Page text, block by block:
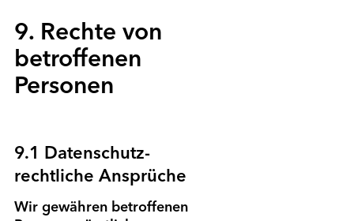
9. Rechte von
betroffenen
Personen
9.1 Daten­schutz­
rechtliche Ansprüche
Wir gewähren betroffenen